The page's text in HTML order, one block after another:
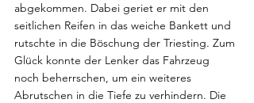
abgekommen. Dabei geriet er mit den
seitlichen Reifen in das weiche Bankett und
rutschte in die Böschung der Triesting. Zum
Glück konnte der Lenker das Fahrzeug
noch beherrschen, um ein weiteres
Abrutschen in die Tiefe zu verhindern. Die